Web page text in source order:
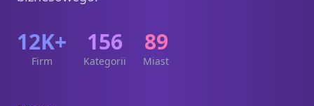
12K+
Firm
156
Kategorii
89
Miast